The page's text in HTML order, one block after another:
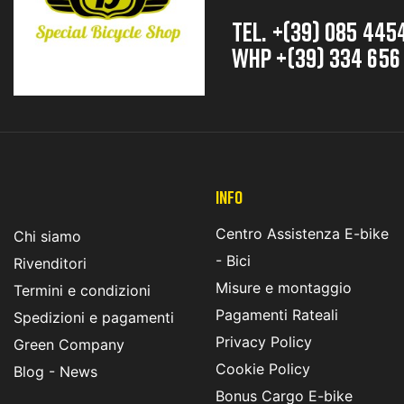
TEL. +(39) 085
whp +(39) 334 656
Chi siamo
Rivenditori
Termini e condizioni
Spedizioni e pagamenti
Green Company
Blog - News
INFO
Centro Assistenza E-bike
- Bici
Misure e montaggio
Pagamenti Rateali
Privacy Policy
Cookie Policy
Bonus Cargo E-bike